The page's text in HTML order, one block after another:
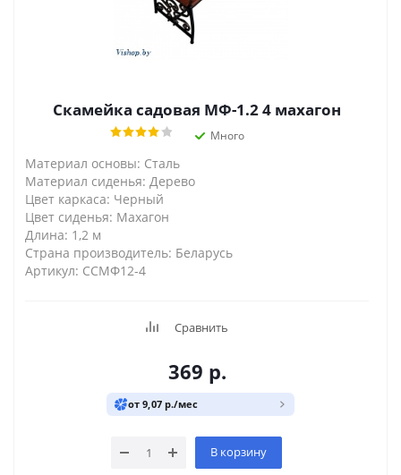
Скамейка садовая МФ-1.2 4 махагон
Много
Материал основы: Сталь
Материал сиденья: Дерево
Цвет каркаса: Черный
Цвет сиденья: Махагон
Длина: 1,2 м
Страна производитель: Беларусь
Артикул: ССМФ12-4
Сравнить
369 р.
от 9,07 р./мес
В корзину